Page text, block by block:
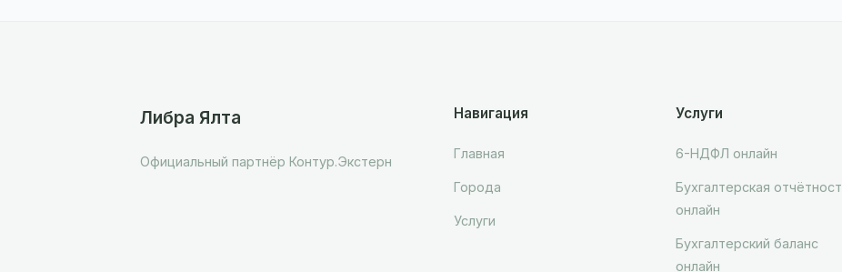
Либра Ялта
Официальный партнёр Контур.Экстерн
Навигация
Главная
Города
Услуги
Услуги
6-НДФЛ онлайн
Бухгалтерская
онлайн
Бухгалтерский баланс
онлайн